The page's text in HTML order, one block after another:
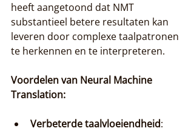
heeft aangetoond dat NMT
substantieel betere resultaten kan
leveren door complexe taalpatronen
te herkennen en te interpreteren.
Voordelen van Neural Machine
Translation:
Verbeterde taalvloeiendheid: